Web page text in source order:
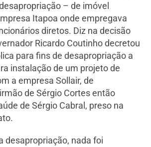
– de imóvel
Itapoa onde empregava
diretos. Diz na decisão
Ricardo Coutinho decretou
para fins de desapropriação a
instalação de um projeto de
a empresa Sollair, de
de Sérgio Cortes então
de Sérgio Cabral, preso na
desapropriação, nada foi